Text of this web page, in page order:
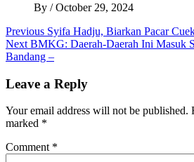
By / October 29, 2024
Post
navigation
Previous Syifa Hadju, Biarkan Pacar
Next BMKG: Daerah-Daerah Ini Masuk
Bandang –
Leave a Reply
Your email address will not be published.
marked *
Comment *